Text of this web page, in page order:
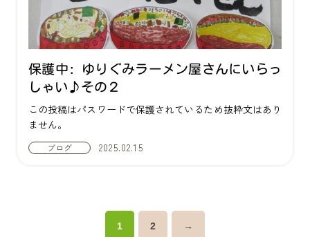
保護中: ゆりぐみラーメン屋さんにいらっ
しゃい♪その２
ブログ 2025.02.15
この投稿はパスワードで保護されているため抜粋文はあり
ません。
1 2 →